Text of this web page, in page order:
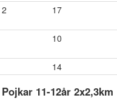
2 17
10
14
Pojkar 11-12år 2x2,3km